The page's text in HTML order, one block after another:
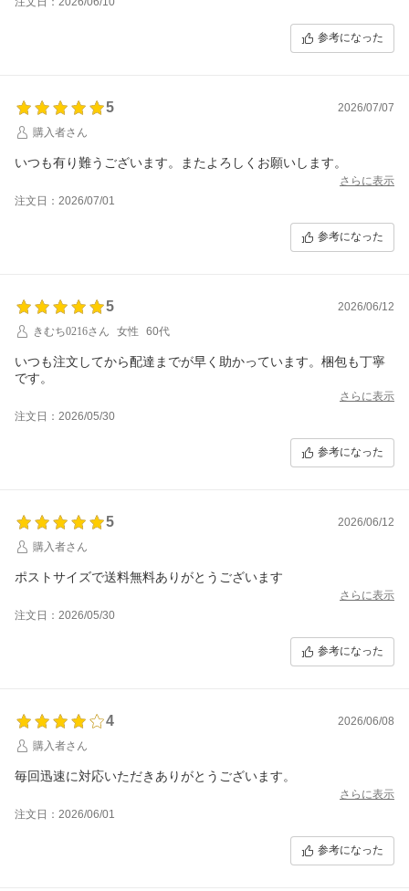
参考になった
5
2026/07/07
購入者さん
いつも有り難うございます。またよろしくお願いします。
さらに表示
注文日：2026/07/01
参考になった
5
2026/06/12
きむち0216さん
女性 60代
いつも注文してから配達までが早く助かっています。梱包も丁寧
です。
さらに表示
注文日：2026/05/30
参考になった
5
2026/06/12
購入者さん
さらに表示
注文日：2026/05/30
参考になった
4
2026/06/08
購入者さん
毎回迅速に対応いただきありがとうございます。
さらに表示
注文日：2026/06/01
参考になった